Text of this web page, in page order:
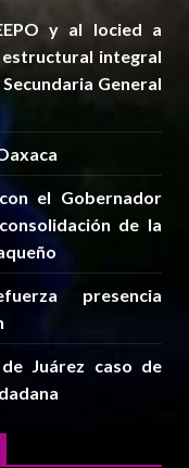
y al Iocied a
estructural integral
General
el Gobernador
de la
presencia
Juárez caso de